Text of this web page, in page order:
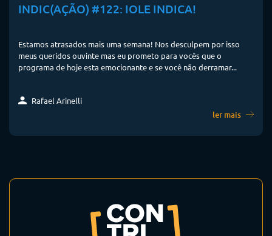
INDIC(AÇÃO) #122: IOLE INDICA!
Estamos atrasados mais uma semana! Nos desculpem por isso
meus queridos ouvinte mas eu prometo para vocês que o
programa de hoje esta emocionante e se você não derramar...
Rafael Arinelli
ler mais